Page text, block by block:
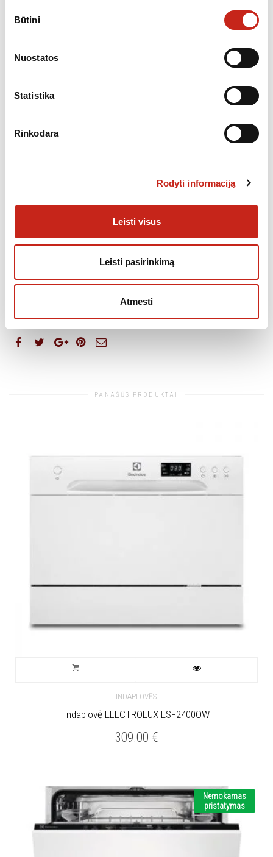
pasirinkimas
Būtini
Nuostatos
Statistika
Rinkodara
Rodyti informaciją
Leisti visus
Leisti pasirinkimą
Atmesti
Universalus 55 °C, ekonomiškas 50 °C,
Stiklas 50 ° C, greitas 55 ° C, 30 min. 40°C,mirkymas
Vaikų saugos užraktas
Savaime išsivalanti filtrų sistema su trigubu gofruotu filtru
Durų medžiaga:baltai dažytas metalas
Matmenys(A*P*G)-81.5*44.8*57
Papildoma informacija
NEMOKAMAS PRISTATYMAS
PANAŠŪS PRODUKTAI
INDAPLOVĖS
Indaplovė ELECTROLUX ESF2400OW
309.00 €
Nemokamas
pristatymas